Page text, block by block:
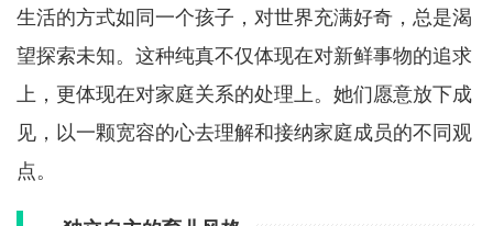
生活的方式如同一个孩子，对世界充满好奇，总是渴
望探索未知。这种纯真不仅体现在对新鲜事物的追求
上，更体现在对家庭关系的处理上。她们愿意放下成
见，以一颗宽容的心去理解和接纳家庭成员的不同观
点。